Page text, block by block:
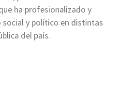
ha profesionalizado y
y político en distintas
del país.